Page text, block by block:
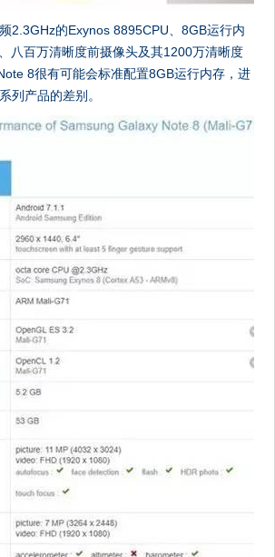
2.3GHz的Exynos 8895CPU、8GB运行内
八百万清晰度前摄像头及其1200万清晰度
8很有可能会标准配置8GB运行内存，进
列产品的差别。